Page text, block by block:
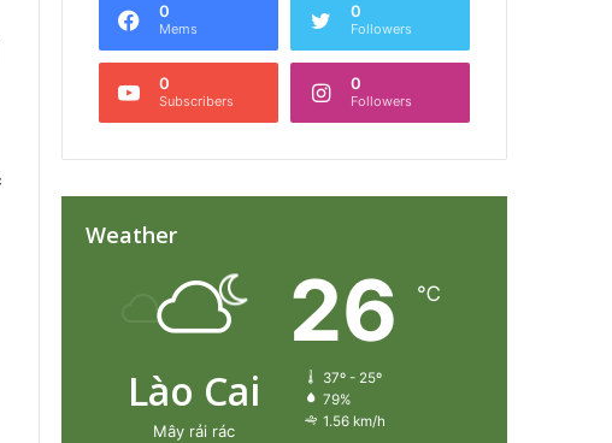
0
Mems
0
Followers
0
Subscribers
0
Followers
Weather
Lào Cai
Mây rải rác
26 ℃
37º - 25º
79%
1.56 km/h